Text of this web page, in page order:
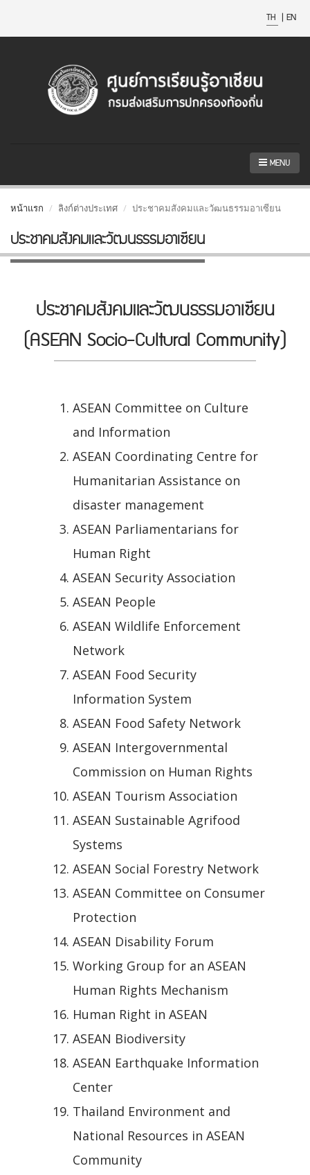
TH | EN
MENU
หน้าแรก ลิงก์ต่างประเทศ ประชาคมสังคมและวัฒนธรรมอาเซียน
ประชาคมสังคมและวัฒนธรรมอาเซียน
ประชาคมสังคมและวัฒนธรรมอาเซียน
(ASEAN Socio-Cultural Community)
ASEAN Committee on Culture
and Information
ASEAN Coordinating Centre for
Humanitarian Assistance on
disaster management
ASEAN Parliamentarians for
Human Right
ASEAN Security Association
ASEAN People
ASEAN Wildlife Enforcement
Network
ASEAN Food Security
Information System
ASEAN Food Safety Network
ASEAN Intergovernmental
Commission on Human Rights
ASEAN Tourism Association
ASEAN Sustainable Agrifood
Systems
ASEAN Social Forestry Network
ASEAN Committee on Consumer
Protection
ASEAN Disability Forum
Working Group for an ASEAN
Human Rights Mechanism
Human Right in ASEAN
ASEAN Biodiversity
ASEAN Earthquake Information
Center
Thailand Environment and
National Resources in ASEAN
Community